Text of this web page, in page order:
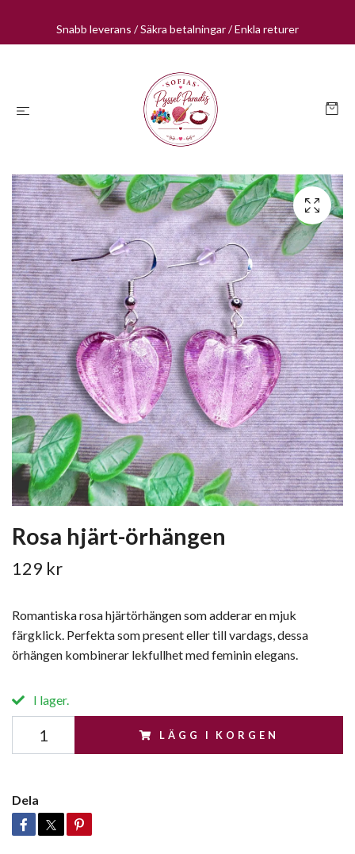
Snabb leverans / Säkra betalningar / Enkla returer
Rosa hjärt-örhängen
129 kr
Romantiska rosa hjärtörhängen som adderar en mjuk
färgklick. Perfekta som present eller till vardags, dessa
örhängen kombinerar lekfullhet med feminin elegans.
I lager.
LÄGG I KORGEN
Dela